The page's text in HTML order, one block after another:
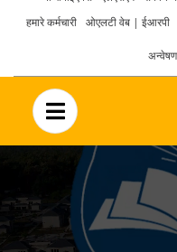
menu
हमारे कर्मचारी
ओएलटी वेब | ईआरपी
no text